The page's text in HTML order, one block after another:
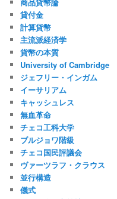
貸付金
計算貨幣
主流派経済学
貨幣の本質
University of Cambridge
ジェフリー・インガム
イーサリアム
キャッシュレス
無血革命
チェコ工科大学
ブルジョワ階級
チェコ国民評議会
ヴァーツラフ・クラウス
並行構造
儀式